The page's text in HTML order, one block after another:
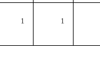
1 1